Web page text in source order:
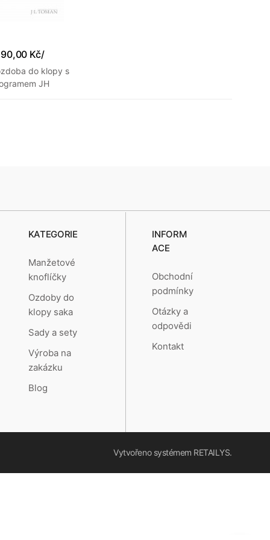
Kč/
do klopy s
JH
KATEGORIE
Manžetové
knoflíčky
Ozdoby do
klopy saka
Sady a sety
Výroba na
zakázku
Blog
INFORM
ACE
Obchodní
podmínky
Otázky a
odpovědi
Kontakt
Vytvořeno systémem RETAILYS.